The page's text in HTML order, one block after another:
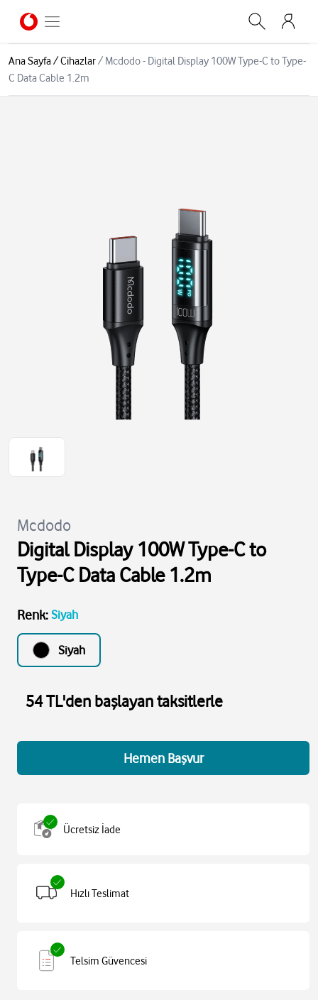
Ana Sayfa/Cihazlar/ Mcdodo - Digital Display 100W Type-C to Type-
C Data Cable 1.2m
Mcdodo
Digital Display 100W Type-C to
Type-C Data Cable 1.2m
Renk: Siyah
Siyah
54 TL'den başlayan taksitlerle
Hemen Başvur
Ücretsiz İade
Hızlı Teslimat
Telsim Güvencesi